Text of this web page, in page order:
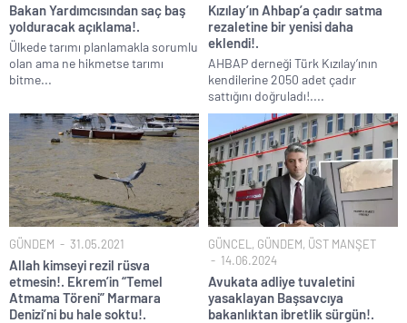
Bakan Yardımcısından saç baş
yolduracak açıklama!.
Ülkede tarımı planlamakla sorumlu
olan ama ne hikmetse tarımı
bitme...
Kızılay’ın Ahbap’a çadır satma
rezaletine bir yenisi daha
eklendi!.
AHBAP derneği Türk Kızılay’ının
kendilerine 2050 adet çadır
sattığını doğruladı!....
GÜNDEM 31.05.2021
Allah kimseyi rezil rüsva
etmesin!. Ekrem’in “Temel
Atmama Töreni” Marmara
Denizi’ni bu hale soktu!.
GÜNCEL , GÜNDEM, ÜST MANŞET
14.06.2024
Avukata adliye tuvaletini
yasaklayan Başsavcıya
bakanlıktan ibretlik sürgün!.